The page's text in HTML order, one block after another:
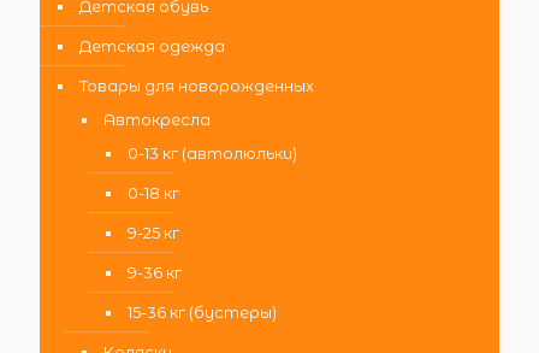
Детская обувь
Детская одежда
Товары для новорожденных
Автокресла
0-13 кг (автолюльки)
0-18 кг
9-25 кг
9-36 кг
15-36 кг (бустеры)